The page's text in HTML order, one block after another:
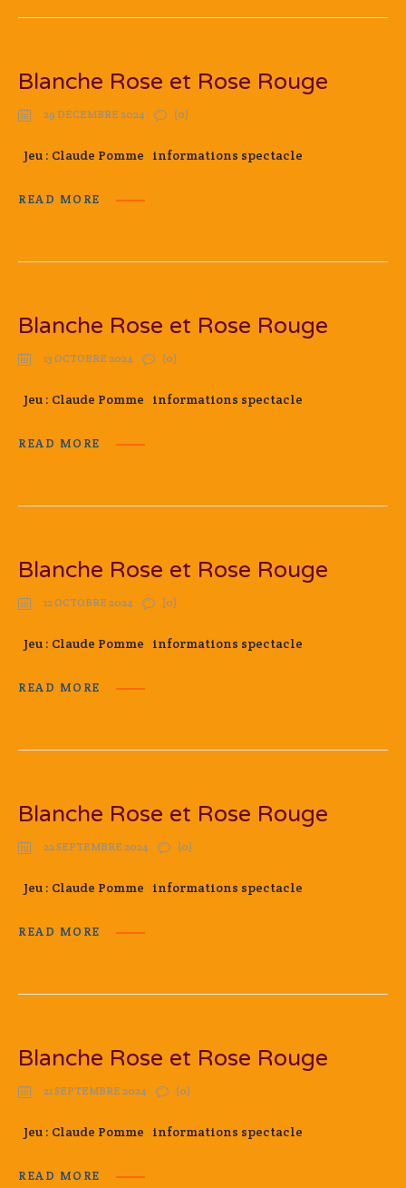
Blanche Rose et Rose Rouge
29 DÉCEMBRE 2024 (0)
Jeu : Claude Pomme informations spectacle
READ MORE
Blanche Rose et Rose Rouge
13 OCTOBRE 2024 (0)
Jeu : Claude Pomme informations spectacle
READ MORE
Blanche Rose et Rose Rouge
12 OCTOBRE 2024 (0)
Jeu : Claude Pomme informations spectacle
READ MORE
Blanche Rose et Rose Rouge
22 SEPTEMBRE 2024 (0)
Jeu : Claude Pomme informations spectacle
READ MORE
Blanche Rose et Rose Rouge
21 SEPTEMBRE 2024 (0)
Jeu : Claude Pomme informations spectacle
READ MORE